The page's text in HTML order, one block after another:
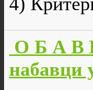
О Б А В
набавци